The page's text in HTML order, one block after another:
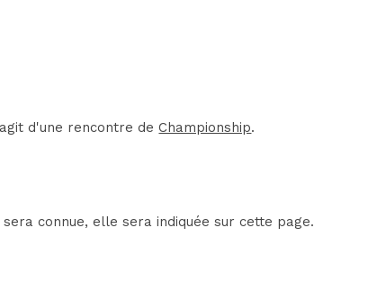
d'une rencontre deChampionship.
connue, elle sera indiquée sur cette page.